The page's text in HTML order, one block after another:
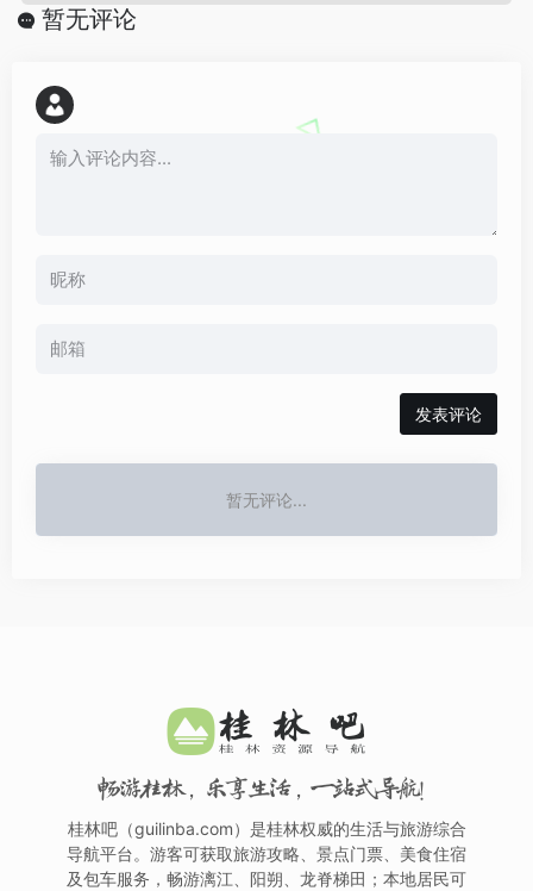
暂无评论
发表评论
暂无评论...
畅游桂林，乐享生活，一站式导航！
桂林吧（guilinba.com）是桂林权威的生活与旅游综合
导航平台。游客可获取旅游攻略、景点门票、美食住宿
及包车服务，畅游漓江、阳朔、龙脊梯田；本地居民可